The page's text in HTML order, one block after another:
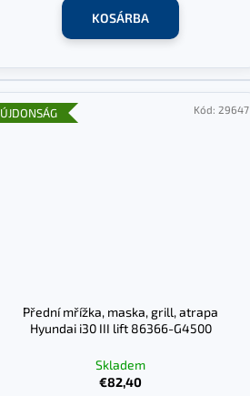
KOSÁRBA
ÚJDONSÁG
Přední mřížka, maska, grill, atrapa
Hyundai i30 III lift 86366-G4500
Skladem
€82,40
Kód: 29647